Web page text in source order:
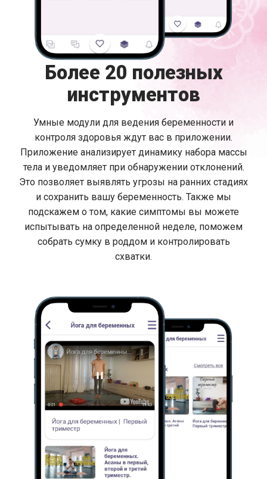
Более 20 полезных
инструментов
Умные модули для ведения беременности и
контроля здоровья ждут вас в приложении.
Приложение анализирует динамику набора массы
тела и уведомляет при обнаружении отклонений.
Это позволяет выявлять угрозы на ранних стадиях
и сохранить вашу беременность. Также мы
подскажем о том, какие симптомы вы можете
испытывать на определенной неделе, поможем
собрать сумку в роддом и контролировать
схватки.